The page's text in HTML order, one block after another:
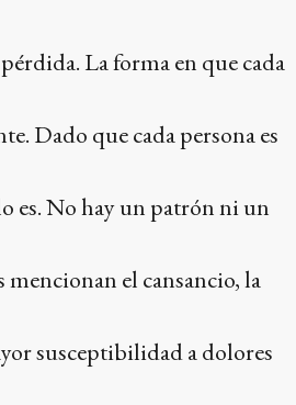
La forma en que cada
Dado que cada persona es
es. No hay un patrón ni un
el cansancio, la
susceptibilidad a dolores